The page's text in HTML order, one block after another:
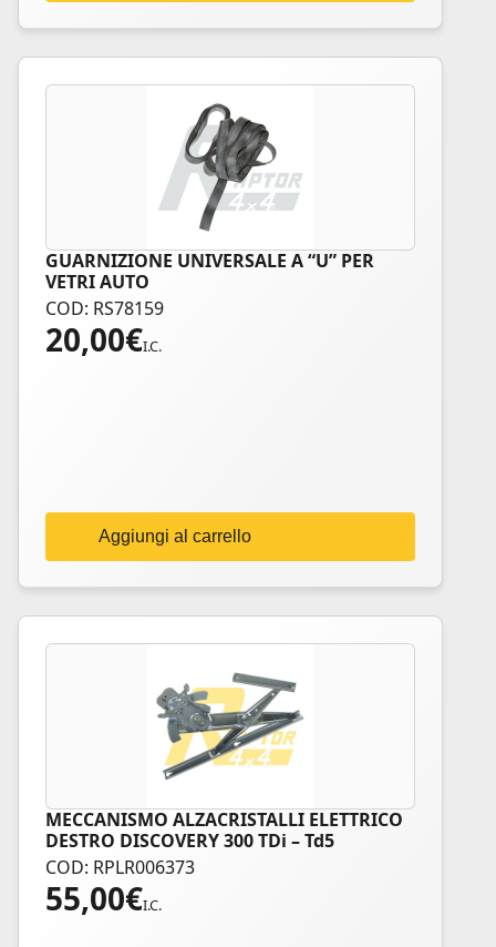
GUARNIZIONE UNIVERSALE A “U” PER
VETRI AUTO
COD: RS78159
20,00€I.C.
Aggiungi al carrello
MECCANISMO ALZACRISTALLI ELETTRICO
DESTRO DISCOVERY 300 TDi – Td5
COD: RPLR006373
55,00€I.C.